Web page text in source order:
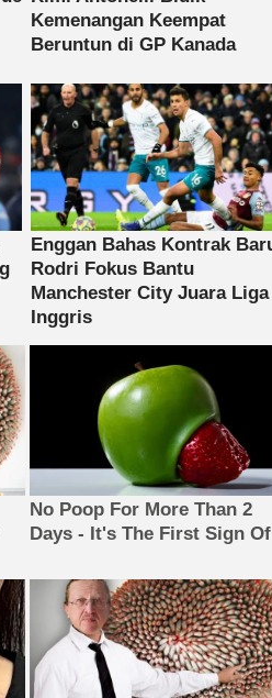
No Poop For More Than 2
Days - It's The First Sign Of